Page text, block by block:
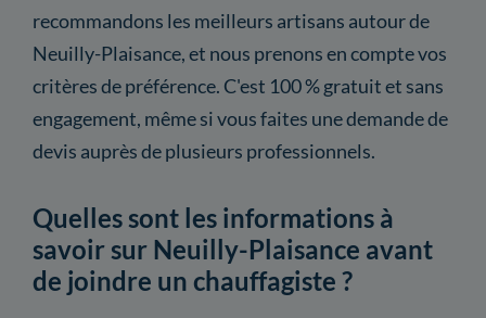
recommandons les meilleurs artisans autour de
Neuilly-Plaisance, et nous prenons en compte vos
critères de préférence. C'est 100 % gratuit et sans
engagement, même si vous faites une demande de
devis auprès de plusieurs professionnels.
Quelles sont les informations à
savoir sur Neuilly-Plaisance avant
de joindre un chauffagiste ?